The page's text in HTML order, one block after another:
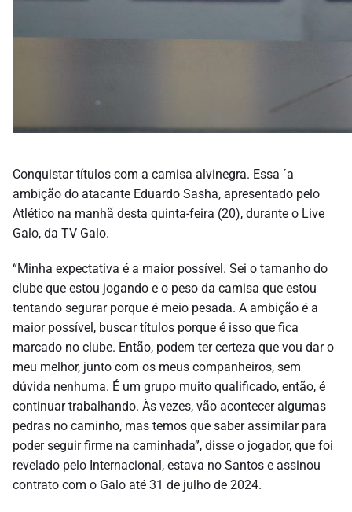
Conquistar títulos com a camisa alvinegra. Essa ´a
ambição do atacante Eduardo Sasha, apresentado pelo
Atlético na manhã desta quinta-feira (20), durante o Live
Galo, da TV Galo.
“Minha expectativa é a maior possível. Sei o tamanho do
clube que estou jogando e o peso da camisa que estou
tentando segurar porque é meio pesada. A ambição é a
maior possível, buscar títulos porque é isso que fica
marcado no clube. Então, podem ter certeza que vou dar o
meu melhor, junto com os meus companheiros, sem
dúvida nenhuma. É um grupo muito qualificado, então, é
continuar trabalhando. Às vezes, vão acontecer algumas
pedras no caminho, mas temos que saber assimilar para
poder seguir firme na caminhada”, disse o jogador, que foi
revelado pelo Internacional, estava no Santos e assinou
contrato com o Galo até 31 de julho de 2024.